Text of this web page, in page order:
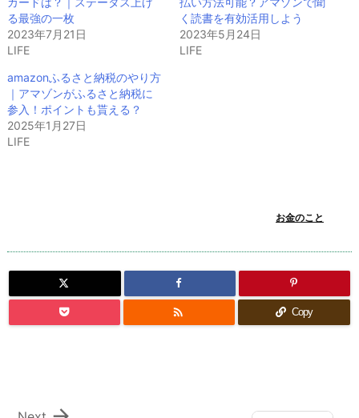
る最強の一枚
2023年7月21日
LIFE
く読書を有効活用しよう
2023年5月24日
LIFE
amazonふるさと納税のやり方
｜アマゾンがふるさと納税に
参入！ポイントも貰える？
2025年1月27日
LIFE
お金のこと
 Copy